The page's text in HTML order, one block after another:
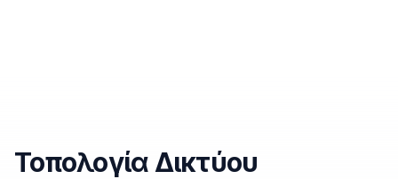
Τοπολογία Δικτύου